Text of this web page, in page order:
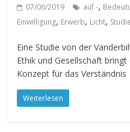
07/06/2019 auf -,
Einwilligung, Erwerb, Licht, Studie
Eine Studie von der
Ethik und Gesellschaft
Konzept für das Verständnis
Weiterlesen